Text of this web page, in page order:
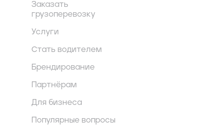
Заказать
грузоперевозку
Услуги
Стать водителем
Брендирование
Партнёрам
Для бизнеса
Популярные вопросы